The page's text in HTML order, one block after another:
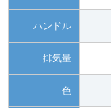
ハンドル
排気量
色